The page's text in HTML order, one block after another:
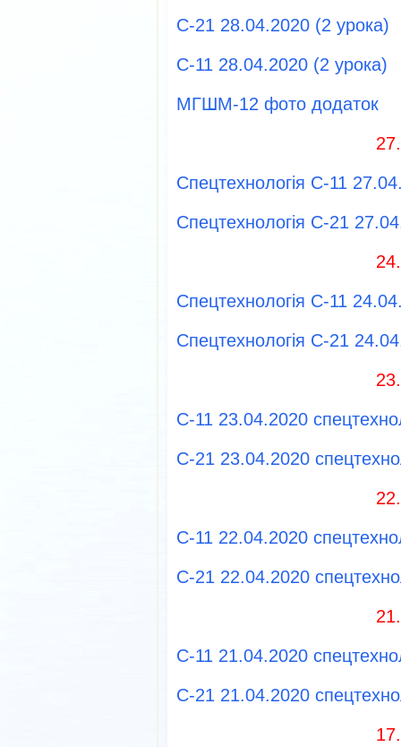
С-21 28.04.2020 (2 урока)
С-11 28.04.2020 (2 урока)
МГШМ-12 фото додаток
Спецтехнологія С-11
Спецтехнологія С-21
Спецтехнологія С-11
Спецтехнологія С-21
С-11 23.04.2020
С-21 23.04.2020
С-11 22.04.2020
С-21 22.04.2020
С-11 21.04.2020
С-21 21.04.2020